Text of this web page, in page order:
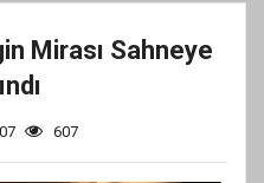
Mirası Sahneye
607